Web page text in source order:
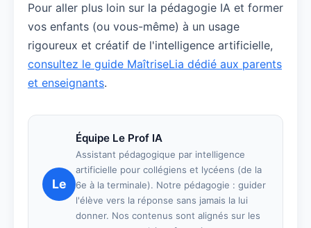
Pour aller plus loin sur la pédagogie IA et former
vos enfants (ou vous-même) à un usage
rigoureux et créatif de l'intelligence artificielle,
consultez le guide MaîtriseLia dédié aux parents
et enseignants.
Le
Équipe Le Prof IA
Assistant pédagogique par intelligence
artificielle pour collégiens et lycéens (de la
6e à la terminale). Notre pédagogie : guider
l'élève vers la réponse sans jamais la lui
donner. Nos contenus sont alignés sur les